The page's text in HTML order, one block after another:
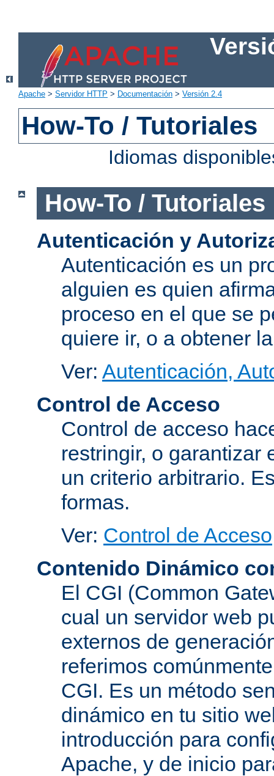
Apache > Servidor HTTP > Documentación > Versión 2.4
How-To / Tutoriales
Idiomas
How-To / Tutoriales
Autenticación y
Autenticación es un
alguien es quien
proceso en el que se
quiere ir, o a obtener
Ver: Autenticación,
Control de Acceso
Control de acceso
restringir, o garantizar
un criterio arbitrario.
formas.
Ver: Control de Acceso
Contenido Dinámico
El CGI (Common
cual un servidor web
externos de
referimos
CGI. Es un método
dinámico en tu sitio
introducción para
Apache, y de inicio